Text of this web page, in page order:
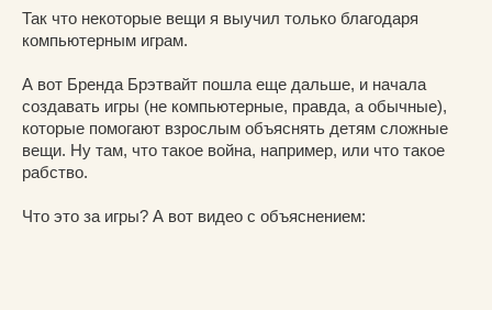
Так что некоторые вещи я выучил только благодаря
компьютерным играм.
А вот Бренда Брэтвайт пошла еще дальше, и начала
создавать игры (не компьютерные, правда, а обычные),
которые помогают взрослым объяснять детям сложные
вещи. Ну там, что такое война, например, или что такое
рабство.
Что это за игры? А вот видео с объяснением: